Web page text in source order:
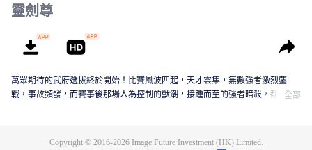
靈劍尊
萬眾期待的武府選拔終於開始！比賽風波四起，天才雲集，無數強者激烈鏖
戰，事故頻發，而賽事後那場人為控制的獸潮，接踵而至的強者暗殺，都顯示
全部
Copyright © 2016-2026Image Future Investment (HK) Limited.